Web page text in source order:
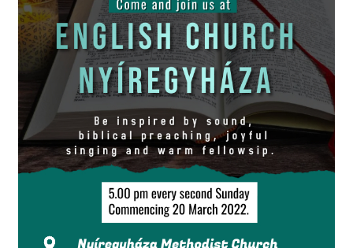
Igemagyarázat
Tanítások
Mit vallunk?
PPS
Szilveszteri visszatekintő